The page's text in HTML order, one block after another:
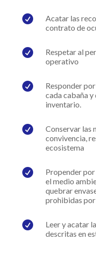

Acatar las
contrato de

Respetar al
operativo

Responder
cada cabaña y
inventario.

Conservar las
convivencia,
ecosistema

Propender
el medio
quebrar
prohibidas por

Leer y acatar
descritas en